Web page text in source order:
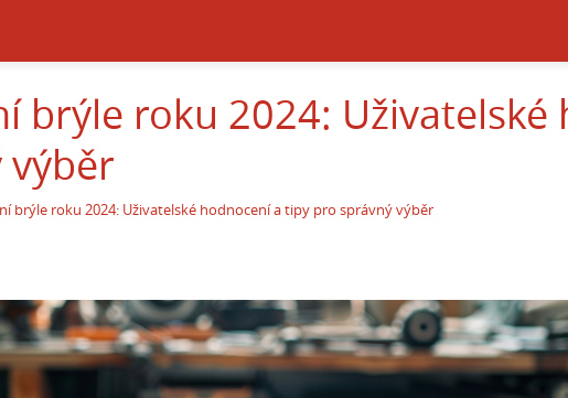
brýle roku 2024: Uživatelské
výběr
brýle roku 2024: Uživatelské hodnocení a tipy pro správný výběr